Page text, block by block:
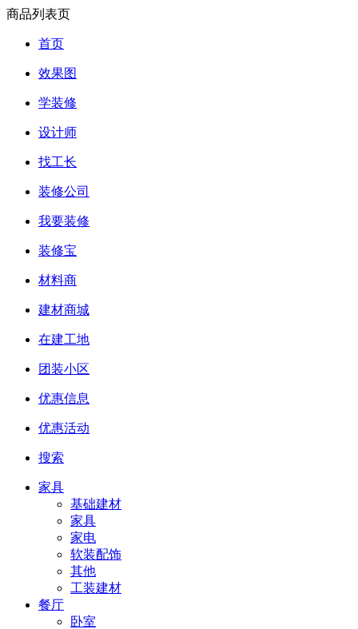
商品列表页
首页
效果图
学装修
设计师
找工长
装修公司
我要装修
装修宝
材料商
建材商城
在建工地
团装小区
优惠信息
优惠活动
搜索
家具
基础建材
家具
家电
软装配饰
其他
工装建材
餐厅
卧室